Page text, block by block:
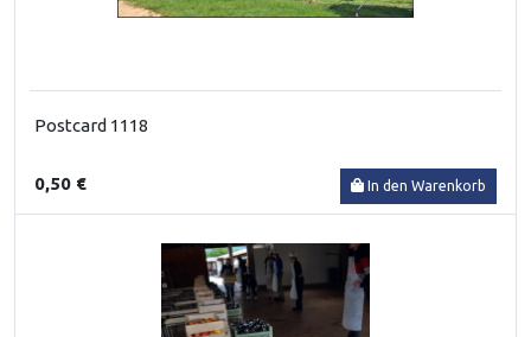
Postcard 1118
0,50 € In den Warenkorb